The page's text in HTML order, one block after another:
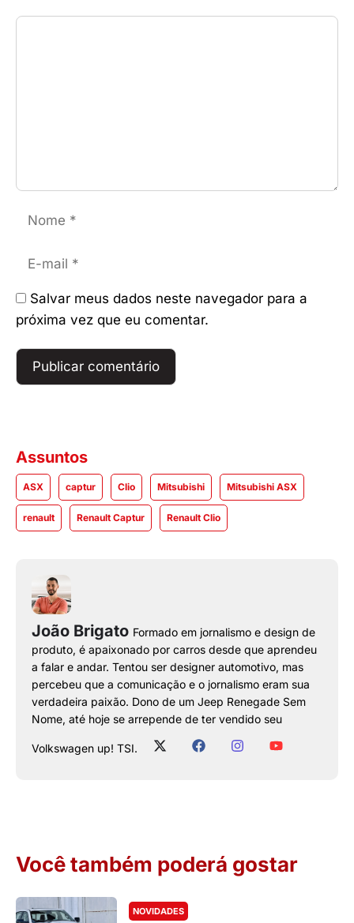
Comentário
mail
Salvar meus dados neste navegador para a
próxima vez que eu comentar.
Assuntos
ASX captur Clio Mitsubishi Mitsubishi ASX
renault Renault Captur Renault Clio
João Brigato Formado em jornalismo e design de
produto, é apaixonado por carros desde que aprendeu
a falar e andar. Tentou ser designer automotivo, mas
percebeu que a comunicação e o jornalismo eram sua
verdadeira paixão. Dono de um Jeep Renegade Sem
Nome, até hoje se arrepende de ter vendido seu
Volkswagen up! TSI.
Você também poderá gostar
NOVIDADES